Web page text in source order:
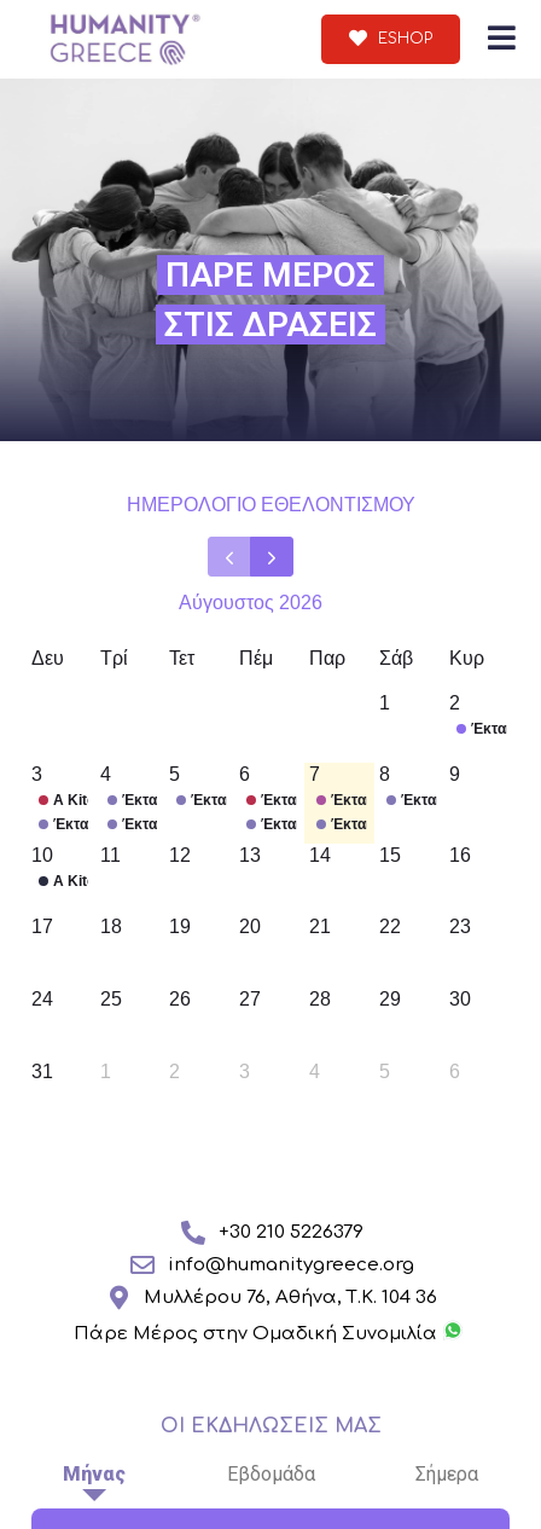
ESHOP
ΠΑΡΕ ΜΕΡΟΣ
ΣΤΙΣ ΔΡΑΣΕΙΣ
ΗΜΕΡΟΛΟΓΙΟ ΕΘΕΛΟΝΤΙΣΜΟΥ
Αύγουστος 2026
Δευ Τρί Τετ Πέμ Παρ Σάβ Κυρ
1 2
Έκτακτο
3
A Kitchen for Good
Έκτακτο Μαγείρεμα
4
Έκτακτο Μαγείρεμα
Έκτακτο Μαγείρεμα
5
Έκτακτο Μαγείρεμα
6
Έκτακτο Μαγείρεμα
Έκτακτο Μαγείρεμα
7
Έκτακτο Μαγείρεμα
Έκτακτο Μαγείρεμα
8
Έκτακτο Μαγείρεμα
9
10
A Kitchen for Good
11 12 13 14 15 16
17 18 19 20 21 22 23
24 25 26 27 28 29 30
31 1 2 3 4 5 6
+30 210 5226379
info@humanitygreece.org
Mυλλέρου 76, Αθήνα, Τ.Κ. 104 36
Πάρε Μέρος στην Ομαδική Συνομιλία
ΟΙ ΕΚΔΗΛΩΣΕΙΣ ΜΑΣ
Μήνας Εβδομάδα Σήμερα